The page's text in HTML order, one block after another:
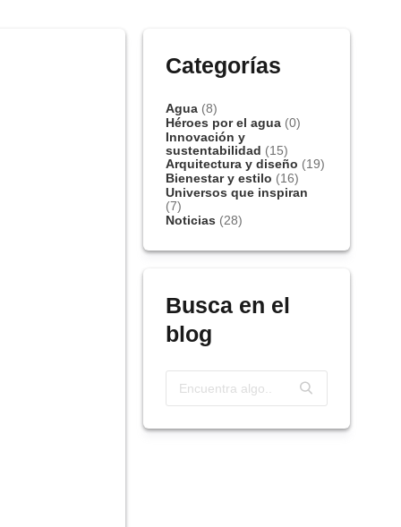
Categorías
Agua (8)
Héroes por el agua (0)
Innovación y
sustentabilidad (15)
Arquitectura y diseño (19)
Bienestar y estilo (16)
Universos que inspiran
(7)
Noticias (28)
Busca en el
blog